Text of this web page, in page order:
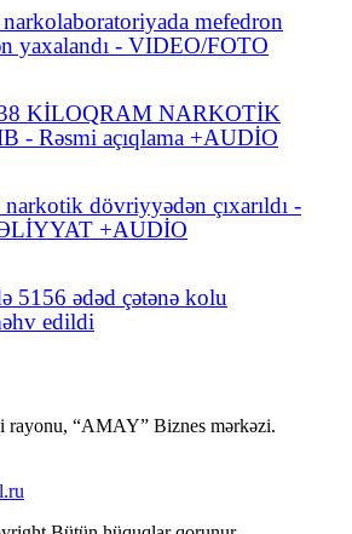
mefedron
yaxalandı - VIDEO/FOTO
KİLOQRAM NARKOTİK
- Rəsmi açıqlama +AUDİO
dövriyyədən çıxarıldı -
+AUDİO
5156 ədəd çətənə kolu
edildi
rayonu, “AMAY” Biznes mərkəzi.